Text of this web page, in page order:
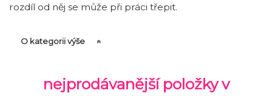
rozdíl od něj se může při práci třepit.
O kategorii výše
nejprodávanější položky v